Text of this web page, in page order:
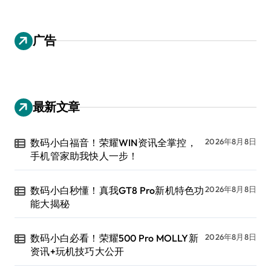
广告
最新文章
数码小白福音！荣耀WIN资讯全掌控，
手机管家助我快人一步！
2026年8月8日
数码小白秒懂！真我GT8 Pro新机特色功
能大揭秘
2026年8月8日
数码小白必看！荣耀500 Pro MOLLY新
资讯+玩机技巧大公开
2026年8月8日